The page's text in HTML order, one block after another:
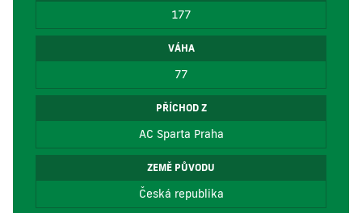
177
VÁHA
77
PŘÍCHOD Z
AC Sparta Praha
ZEMĚ PŮVODU
Česká republika